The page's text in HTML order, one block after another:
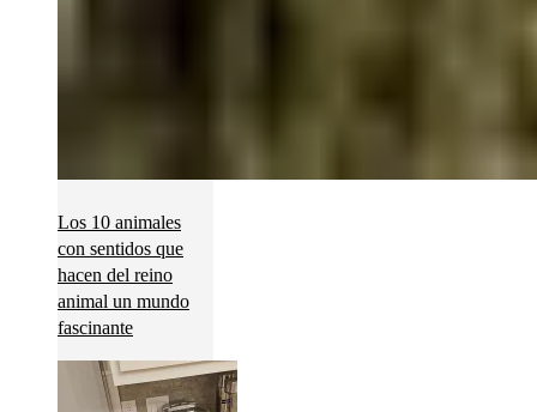
Los 10 animales
con sentidos que
hacen del reino
animal un mundo
fascinante